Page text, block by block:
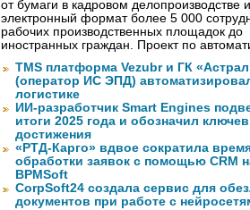
от бумаги в кадровом делопроизводстве
электронный формат более 5 000
рабочих производственных площадок до
иностранных граждан. Проект по
TMS платформа Vezubr и ГК
(оператор ИС ЭПД)
логистике
ИИ-разработчик Smart Engines
итоги 2025 года и обозначил
достижения
«РТД-Карго» вдвое сократила
обработки заявок с помощью CRM
BPMSoft
CorpSoft24 создала сервис для
документов при работе с